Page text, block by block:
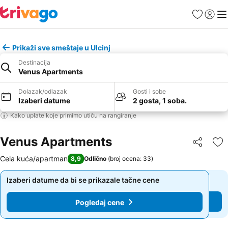
FavoritiPrijavi
Prikaži sve smeštaje u Ulcinj
Destinacija
Venus Apartments
Dolazak/odlazak
Izaberi datume
Gosti i sobe
2 gosta, 1 soba.
Kako uplate koje primimo utiču na rangiranje
Venus Apartments Deli
Cela kuća/apartman 8,9 Odlično (broj ocena: 33)
Izaberi datume da bi se prikazale tačne cene
Pogledaj cene
Izaberi datume da bi se prikazale tačne cene
Pogledaj cene